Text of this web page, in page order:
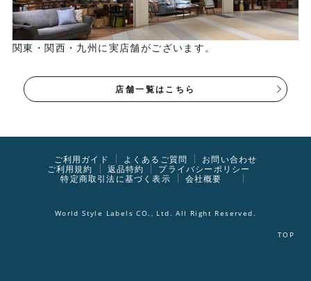
関東・関西・九州に実店舗がございます。
店舗一覧はこちら
ご利用ガイド よくあるご質問
お問い合わせ
ご利用規約
返品特約
プライバシーポリシー
特定商取引法に基づく表示
会社概要
World Style Labels CO., Ltd. All Right Reserved.